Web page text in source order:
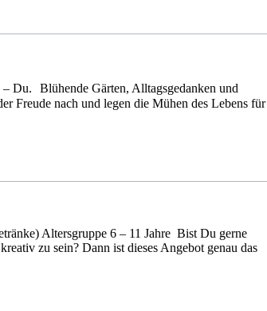
Du. Blühende Gärten, Alltagsgedanken und
Freude nach und legen die Mühen des Lebens für
Altersgruppe 6 – 11 Jahre Bist Du gerne
zu sein? Dann ist dieses Angebot genau das